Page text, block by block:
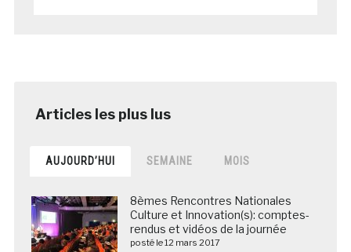
AUJOURD’HUI SEMAINE MOIS
8èmes Rencontres Nationales
Culture et Innovation(s): comptes-
rendus et vidéos de la journée
posté le 12 mars 2017